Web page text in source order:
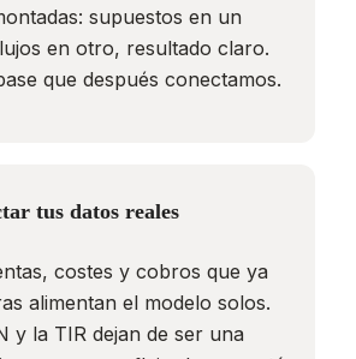
supuestos en un
en otro, resultado claro.
que después conectamos.
tus datos reales
costes y cobros que ya
alimentan el modelo solos.
y la TIR dejan de ser una